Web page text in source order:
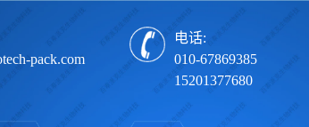
pack.com
电话:
010-67869385
15201377680